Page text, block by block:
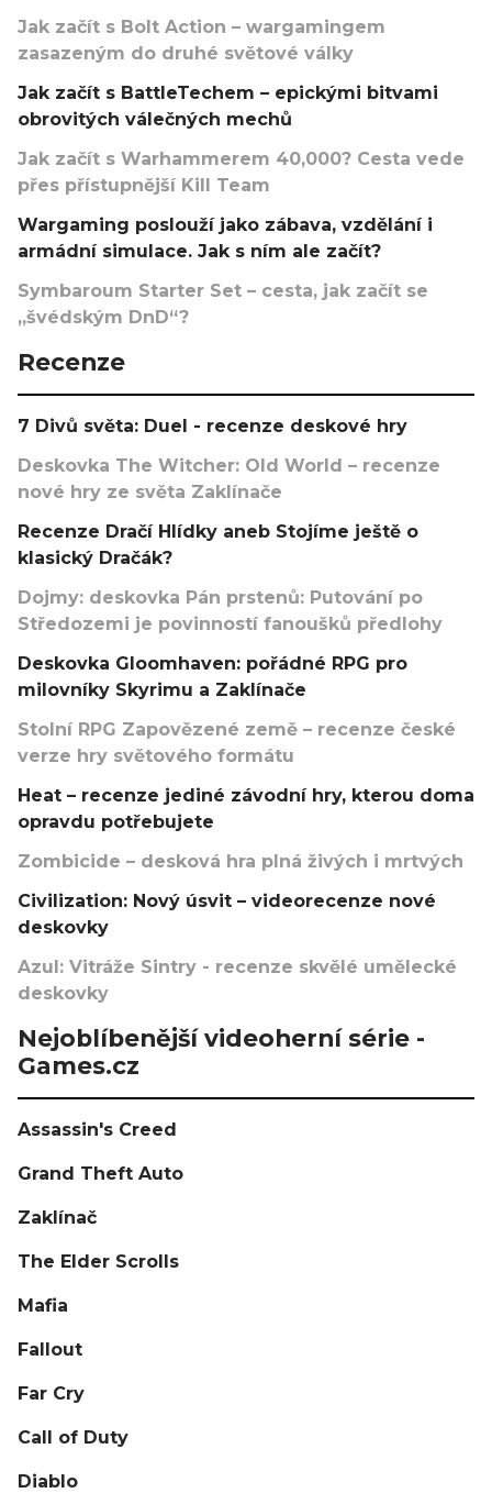
Jak začít s Bolt Action – wargamingem
zasazeným do druhé světové války
Jak začít s BattleTechem – epickými bitvami
obrovitých válečných mechů
Jak začít s Warhammerem 40,000? Cesta vede
přes přístupnější Kill Team
Wargaming poslouží jako zábava, vzdělání i
armádní simulace. Jak s ním ale začít?
Symbaroum Starter Set – cesta, jak začít se
„švédským DnD“?
Recenze
7 Divů světa: Duel - recenze deskové hry
Deskovka The Witcher: Old World – recenze
nové hry ze světa Zaklínače
Recenze Dračí Hlídky aneb Stojíme ještě o
klasický Dračák?
Dojmy: deskovka Pán prstenů: Putování po
Středozemi je povinností fanoušků předlohy
Deskovka Gloomhaven: pořádné RPG pro
milovníky Skyrimu a Zaklínače
Stolní RPG Zapovězené země – recenze české
verze hry světového formátu
Heat – recenze jediné závodní hry, kterou doma
opravdu potřebujete
Zombicide – desková hra plná živých i mrtvých
Civilization: Nový úsvit – videorecenze nové
deskovky
Azul: Vitráže Sintry - recenze skvělé umělecké
deskovky
Nejoblíbenější videoherní série -
Games.cz
Assassin's Creed
Grand Theft Auto
Zaklínač
The Elder Scrolls
Mafia
Fallout
Far Cry
Call of Duty
Diablo